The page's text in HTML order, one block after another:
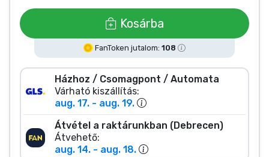
Kosárba
FanToken jutalom: 108
Házhoz / Csomagpont / Automata
Várható kiszállítás:
aug. 17. - aug. 19.
Átvétel a raktárunkban (Debrecen)
Átvehető:
aug. 14. - aug. 18.